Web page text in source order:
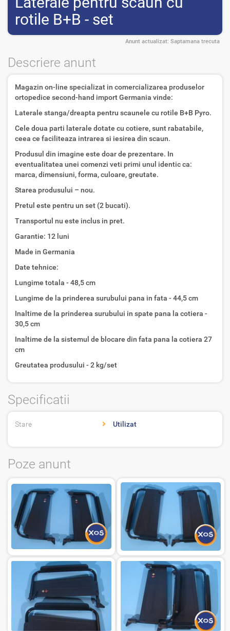
rotile B+B - set
Anunt actualizat: Saptamana trecuta
Descriere anunt
Magazin on-line specializat in comercializarea produselor
ortopedice second-hand import Germania vinde:
Laterale stanga/dreapta pentru scaunele cu rotile B+B Pyro.
Cele doua parti laterale dotate cu cotiere, sunt rabatabile,
ceea ce faciliteaza intrarea si iesirea din scaun.
Produsul din imagine este doar de prezentare. In
eventualitatea unei comenzi veti primi unul identic ca:
marca, dimensiuni, forma, culoare, greutate.
Starea produsului – nou.
Pretul este pentru un set (2 bucati).
Transportul nu este inclus in pret.
Garantie: 12 luni
Made in Germania
Date tehnice:
Lungime totala - 48,5 cm
Lungime de la prinderea surubului pana in fata - 44,5 cm
Inaltime de la prinderea surubului in spate pana la cotiera -
30,5 cm
Inaltime de la sistemul de blocare din fata pana la cotiera 27
cm
Greutatea produsului - 2 kg/set
Specificatii
Stare Utilizat
Poze anunt